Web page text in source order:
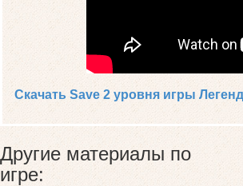
Скачать Save 2 уровня игры
Другие материалы по
игре: